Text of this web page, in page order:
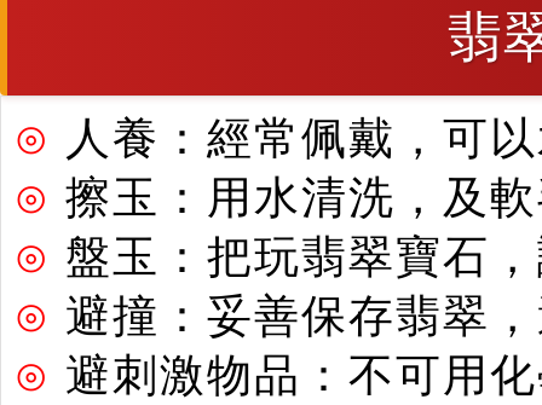
翡
⊙ 人養：經常佩戴，可
⊙ 擦玉：用水清洗，及
⊙ 盤玉：把玩翡翠寶石
⊙ 避撞：妥善保存翡翠
⊙ 避刺激物品：不可用